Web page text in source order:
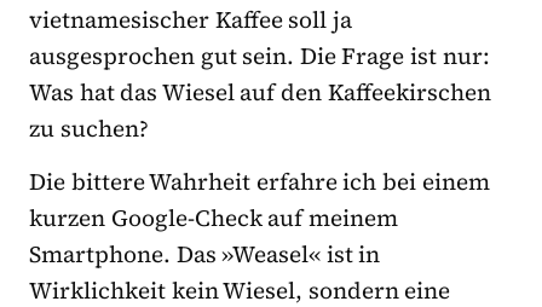
vietnamesischer Kaffee soll ja
ausgesprochen gut sein. Die Frage ist nur:
Was hat das Wiesel auf den Kaffeekirschen
zu suchen?
Die bittere Wahrheit erfahre ich bei einem
kurzen Google-Check auf meinem
Smartphone. Das »Weasel« ist in
Wirklichkeit kein Wiesel, sondern eine